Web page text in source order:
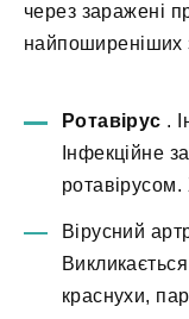
через заражені
найпоширеніших
Ротавірус .
Інфекційне
Вірусний
краснухи,